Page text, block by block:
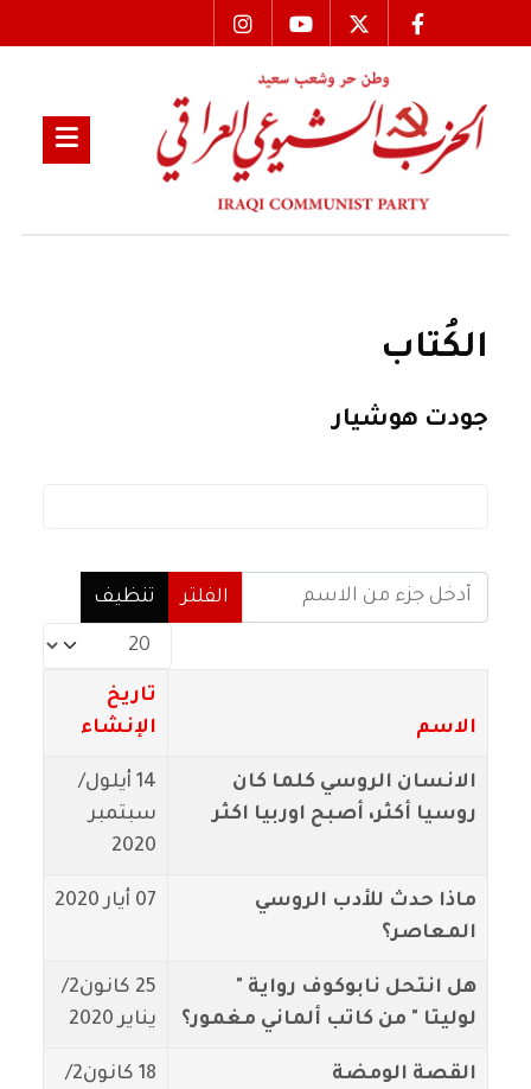
الكُتاب
جودت هوشيار
أدخل جزء من الاسم
الفلتر
تنظيف
عدد الإظهارات:
الاسم
تاريخ
الإنشاء
الانسان الروسي كلما كان
روسيا أكثر، أصبح اوربيا اكثر
14 أيلول/
سبتمبر
2020
ماذا حدث للأدب الروسي
المعاصر؟
07 أيار 2020
هل انتحل نابوكوف رواية "
لوليتا " من كاتب ألماني مغمور؟
25 كانون2/
يناير 2020
القصة الومضة
18 كانون2/